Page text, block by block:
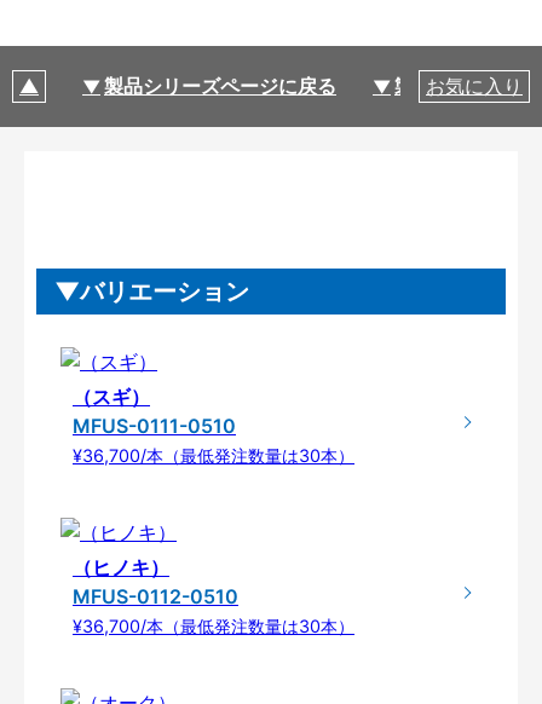
製品シリーズページに戻る 製品仕様
お気に入り
バリエーション
（スギ）
MFUS-0111-0510
¥36,700/本（最低発注数量は30本）
（ヒノキ）
MFUS-0112-0510
¥36,700/本（最低発注数量は30本）